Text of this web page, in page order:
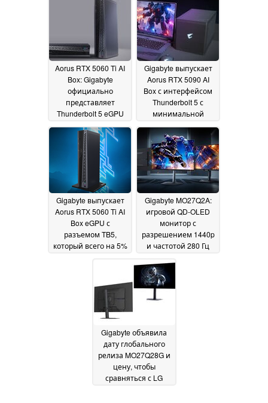
деградации панели
09 December 2025
Aorus RTX 5060 Ti AI
Box: Gigabyte
официально
представляет
Thunderbolt 5 eGPU
первоначальной
демонстрации
September 2025
Gigabyte выпускает
Aorus RTX 5090 AI
Box с интерфейсом
Thunderbolt 5 с
минимальной
производительности
RTX 509023 September
2025
Gigabyte выпускает
Aorus RTX 5060 Ti AI
Box eGPU с
разъемом TB5,
который всего на 5%
Gigabyte MO27Q2A:
игровой QD-OLED
монитор с
разрешением 1440p
и частотой 280 Гц
10 September 2025
Gigabyte объявила
дату глобального
релиза MO27Q28G и
цену, чтобы
сравняться с LG